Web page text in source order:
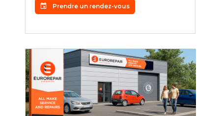
Prendre un rendez-vous